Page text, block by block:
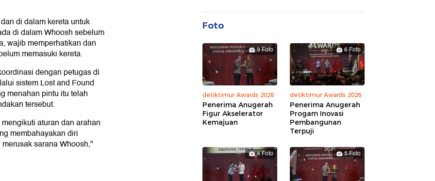
di dalam kereta untuk
di dalam Whoosh sebelum
wajib memperhatikan dan
memasuki kereta.
dengan petugas di
sistem Lost and Found
menahan pintu itu telah
tersebut.
aturan dan arahan
membahayakan diri
sarana Whoosh,"
Foto
9 Foto
detiktimur Awards 2026
Penerima Anugerah
Figur Akselerator
Kemajuan
6 Foto
detiktimur Awards 2026
Penerima Anugerah
Progam Inovasi
Pembangunan
Terpuji
4 Foto 5 Foto